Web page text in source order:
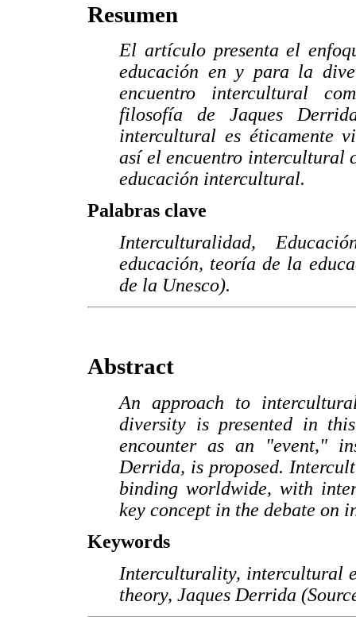
Resumen
El artículo presenta el
educación en y para la
encuentro intercultural
filosofía de Jaques
intercultural es éticamente
así el encuentro intercultural
educación intercultural.
Palabras clave
Interculturalidad,
educación, teoría de la
de la Unesco).
Abstract
An approach to
diversity is presented in
encounter as an "event,"
Derrida, is proposed.
binding worldwide, with
key concept in the debate on
Keywords
Interculturality, intercultural
theory, Jaques Derrida